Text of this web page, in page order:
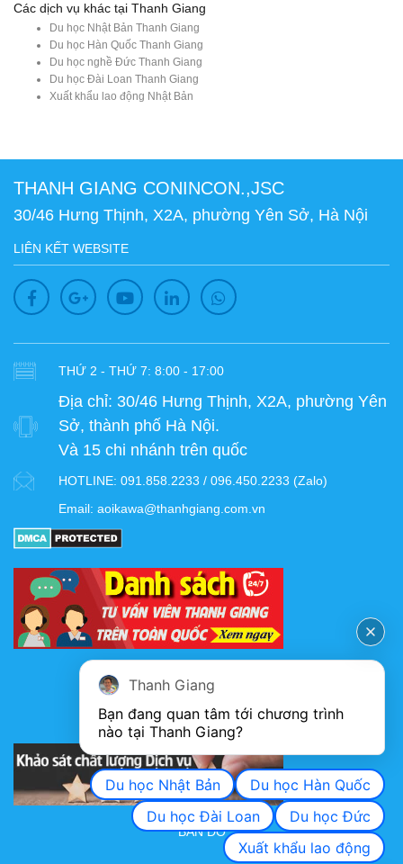
Các dịch vụ khác tại Thanh Giang
Du học Nhật Bản Thanh Giang
Du học Hàn Quốc Thanh Giang
Du học nghề Đức Thanh Giang
Du học Đài Loan Thanh Giang
Xuất khẩu lao động Nhật Bản
THANH GIANG CONINCON.,JSC
30/46 Hưng Thịnh, X2A, phường Yên Sở, Hà Nội
LIÊN KẾT WEBSITE
THỨ 2 - THỨ 7: 8:00 - 17:00
Địa chỉ: 30/46 Hưng Thịnh, X2A, phường Yên
Sở, thành phố Hà Nội.
Và 15 chi nhánh trên quốc
HOTLINE: 091.858.2233 / 096.450.2233 (Zalo)
Email: aoikawa@thanhgiang.com.vn
KHẢO SÁT CHẤT LƯỢNG DỊCH VỤ
BẢN ĐỒ
Thanh Giang
Bạn đang quan tâm tới chương trình
nào tại Thanh Giang?
Du học Nhật Bản
Du học Hàn Quốc
Du học Đài Loan
Du học Đức
Xuất khẩu lao động